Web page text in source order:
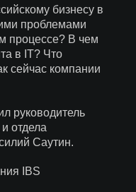
бизнесу в
проблемами
процессе? В чем
в IT? Что
сейчас компании
руководитель
отдела
Саутин.
IBS